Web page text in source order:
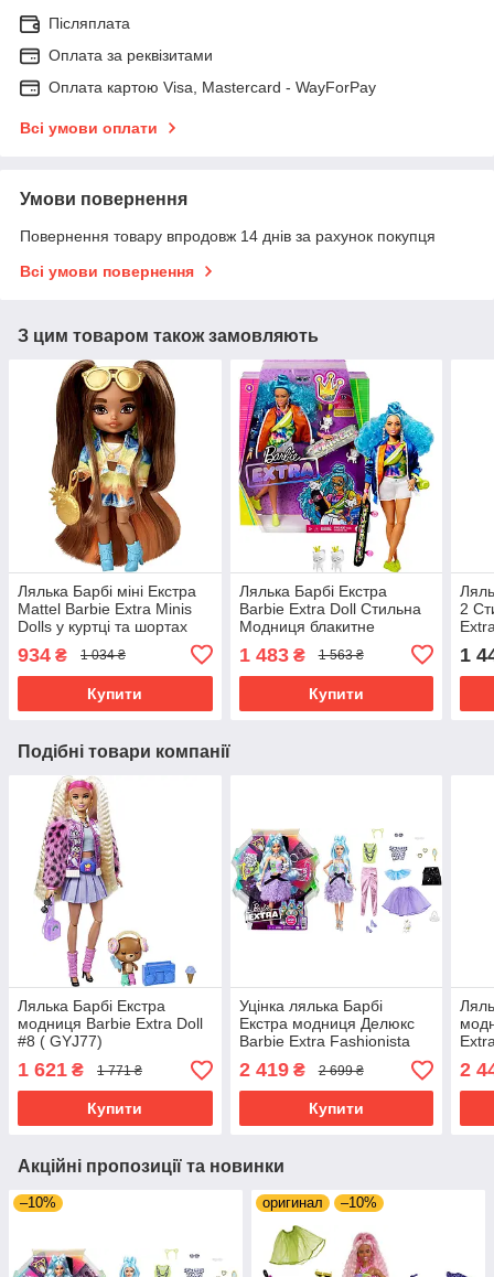
Післяплата
Оплата за реквізитами
Оплата картою Visa, Mastercard - WayForPay
Всі умови оплати
Умови повернення
Повернення товару впродовж 14 днів за рахунок покупця
Всі умови повернення
З цим товаром також замовляють
Лялька Барбі міні Екстра
Mattel Barbie Extra Minis
Dolls у куртці та шортах
934 ₴ 1 034 ₴
Купити
Лялька Барбі Екстра
Barbie Extra Doll Стильна
Модниця блакитне
1 483₴ 1 563 ₴
Купити
2
1
Подібні товари компанії
Лялька Барбі Екстра
модниця Barbie Extra Doll
#8 ( GYJ77)
1 621 ₴ 1 771 ₴
Купити
Уцінка лялька Барбі
Екстра модниця Делюкс
Barbie Extra Fashionista
Doll GYJ69
2 419₴ 2 699 ₴
Купити
2
Акційні пропозиції та новинки
–10% оригинал –10%